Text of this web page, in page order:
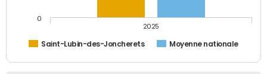
Saint-Lubin-des-Joncherets Moyenne nationale
2025
0